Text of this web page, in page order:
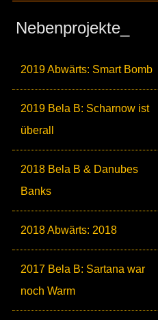
Nebenprojekte_
2019 Abwärts: Smart Bomb
2019 Bela B: Scharnow ist
überall
2018 Bela B & Danubes
Banks
2018 Abwärts: 2018
2017 Bela B: Sartana war
noch Warm